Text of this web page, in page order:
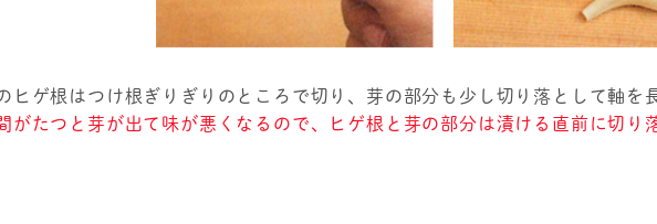
ヒゲ根はつけ根ぎりぎりのところで切り、芽の部分も少し切り落として軸を
がたつと芽が出て味が悪くなるので、ヒゲ根と芽の部分は漬ける直前に切り